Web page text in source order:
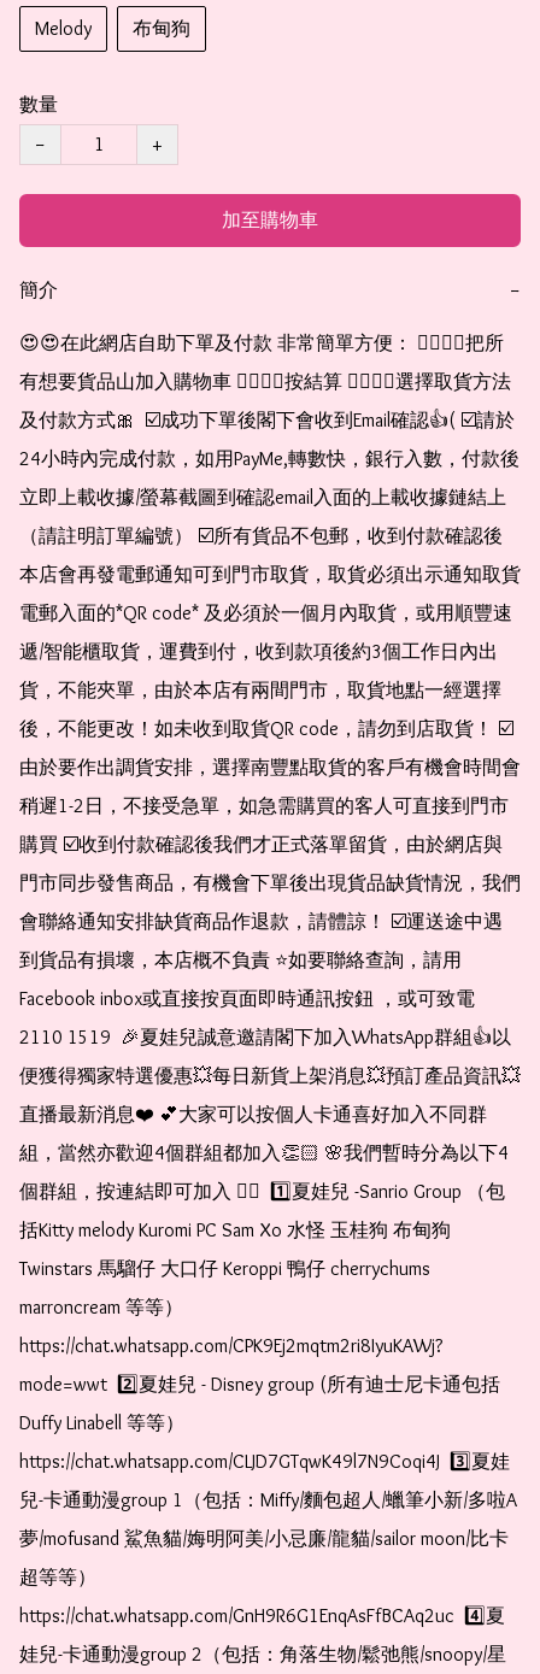
Melody
布甸狗
數量
−
+
加至購物車
簡介 −
😍😍在此網店自助下單及付款 非常簡單方便： 👉🏻👉🏻把所
有想要貨品山加入購物車 👉🏻👉🏻按結算 👉🏻👉🏻選擇取貨方法
及付款方式🎀  ☑️成功下單後閣下會收到Email確認👍( ☑️請於
24小時內完成付款，如用PayMe,轉數快，銀行入數，付款後
立即上載收據/螢幕截圖到確認email入面的上載收據鏈結上
（請註明訂單編號） ☑️所有貨品不包郵，收到付款確認後
本店會再發電郵通知可到門市取貨，取貨必須出示通知取貨
電郵入面的*QR code* 及必須於一個月內取貨，或用順豐速
遞/智能櫃取貨，運費到付，收到款項後約3個工作日內出
貨，不能夾單，由於本店有兩間門市，取貨地點一經選擇
後，不能更改！如未收到取貨QR code，請勿到店取貨！ ☑️
由於要作出調貨安排，選擇南豐點取貨的客戶有機會時間會
稍遲1-2日，不接受急單，如急需購買的客人可直接到門市
購買 ☑️收到付款確認後我們才正式落單留貨，由於網店與
門市同步發售商品，有機會下單後出現貨品缺貨情況，我們
會聯絡通知安排缺貨商品作退款，請體諒！ ☑️運送途中遇
到貨品有損壞，本店概不負責 ⭐️如要聯絡查詢，請用
Facebook inbox或直接按頁面即時通訊按鈕 ，或可致電
2110 1519  🎉夏娃兒誠意邀請閣下加入WhatsApp群組👍以
便獲得獨家特選優惠💥每日新貨上架消息💥預訂產品資訊💥
直播最新消息❤️ 💕大家可以按個人卡通喜好加入不同群
組，當然亦歡迎4個群組都加入👏🏻 🌸我們暫時分為以下4
個群組，按連結即可加入 👇🏻  1️⃣夏娃兒 -Sanrio Group （包
括Kitty melody Kuromi PC Sam Xo 水怪 玉桂狗 布甸狗
Twinstars 馬騮仔 大口仔 Keroppi 鴨仔 cherrychums
marroncream 等等）
https://chat.whatsapp.com/CPK9Ej2mqtm2ri8IyuKAWj?
mode=wwt  2️⃣夏娃兒 - Disney group (所有迪士尼卡通包括
Duffy Linabell 等等）
https://chat.whatsapp.com/CLJD7GTqwK49l7N9Coqi4J  3️⃣夏娃
兒-卡通動漫group 1（包括：Miffy/麵包超人/蠟筆小新/多啦A
夢/mofusand 鯊魚貓/娒明阿美/小忌廉/龍貓/sailor moon/比卡
超等等）
https://chat.whatsapp.com/GnH9R6G1EnqAsFfBCAq2uc  4️⃣夏
娃兒-卡通動漫group 2（包括：角落生物/鬆弛熊/snoopy/星